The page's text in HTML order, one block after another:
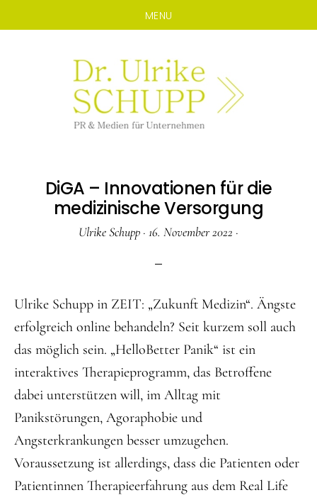
MENU
Seitenspalte
DiGA – Innovationen für die
medizinische Versorgung
Ulrike Schupp · 16. November 2022 ·
Ulrike Schupp in ZEIT: „Zukunft Medizin“. Ängste
erfolgreich online behandeln? Seit kurzem soll auch
das möglich sein. „HelloBetter Panik“ ist ein
interaktives Therapieprogramm, das Betroffene
dabei unterstützen will, im Alltag mit
Panikstörungen, Agoraphobie und
Angsterkrankungen besser umzugehen.
Voraussetzung ist allerdings, dass die Patienten oder
Patientinnen Therapieerfahrung aus dem Real Life